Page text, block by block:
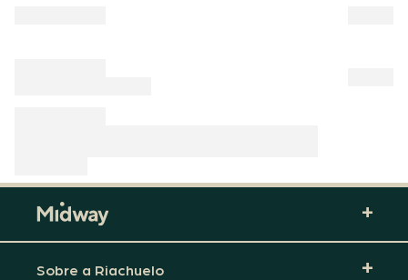
Sobre a Riachuelo